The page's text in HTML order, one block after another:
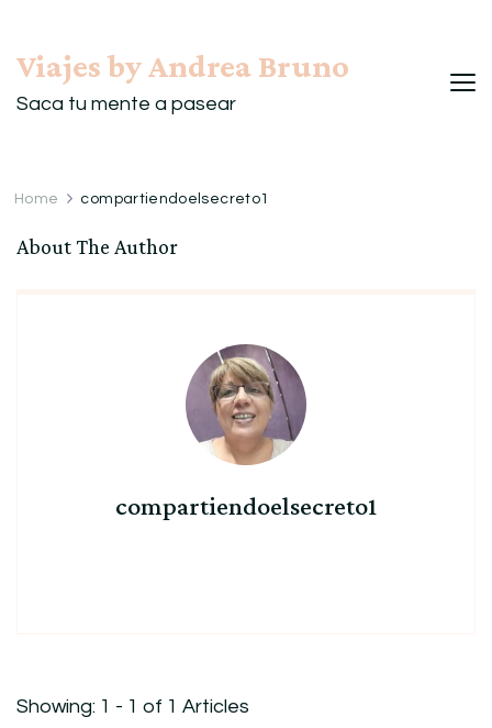
Viajes by Andrea Bruno
Saca tu mente a pasear
Home compartiendoelsecreto1
About The Author
compartiendoelsecreto1
Showing: 1 - 1 of 1 Articles